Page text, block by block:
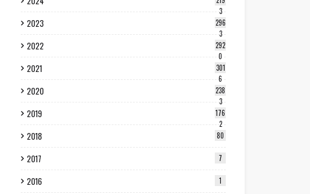
3
2023
296
3
2022
292
0
2021
301
6
2020
238
3
2019
176
2
2018 80
2017 7
2016 1